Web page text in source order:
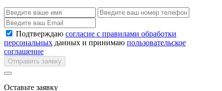
Подтверждаю согласие с правилами обработки
персональных данных и принимаю пользовательское
соглашение
Отправить заявку
Оставьте заявку